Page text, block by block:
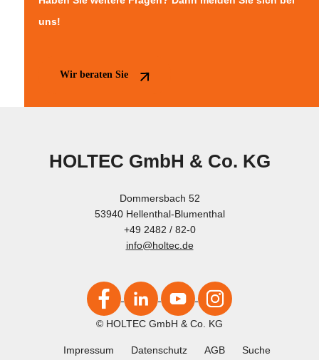
uns!
Wir beraten Sie
HOLTEC GmbH & Co. KG
Dommersbach 52
53940 Hellenthal-Blumenthal
+49 2482 / 82-0
info@holtec.de
© HOLTEC GmbH & Co. KG
Impressum Datenschutz AGB Suche